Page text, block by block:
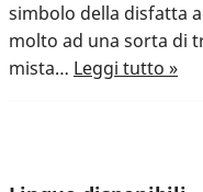
simbolo della disfatta
molto ad una sorta di
mista… Leggi tutto »